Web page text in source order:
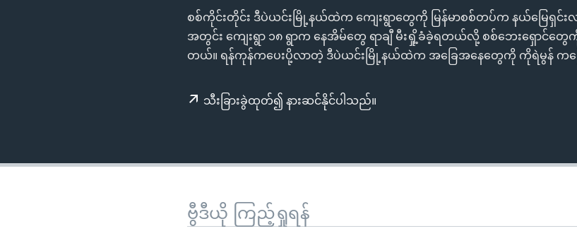
စစ်ကိုင်းတိုင်း ဒီပဲယင်းမြို့နယ်ထဲက ကျေးရွာတွေကို မြန်မာစစ်တပ်က နယ်မြေရှင်း
အတွင်း ကျေးရွာ ၁၈ ရွာက နေအိမ်တွေ ရာချီ မီးရှို့ခံခဲ့ရတယ်လို့ စစ်ဘေးရှောင်တွေ
တယ်။ ရန်ကုန်ကပေးပို့လာတဲ့ ဒီပဲယင်းမြို့နယ်ထဲက အခြေအနေတွေကို ကိုရဲမွန် ကပြေ
သီးခြားခွဲထုတ်၍ နားဆင်နိုင်ပါသည်။
ဗွီဒီယို ကြည့်ရှုရန်